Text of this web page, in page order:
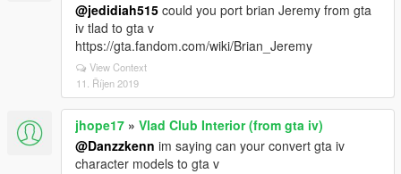
@jedidiah515 could you port brian Jeremy from gta
iv tlad to gta v
https://gta.fandom.com/wiki/Brian_Jeremy
View Context
11. Říjen 2019
jhope17 » Vlad Club Interior (from gta iv)
@Danzzkenn im saying can your convert gta iv
character models to gta v